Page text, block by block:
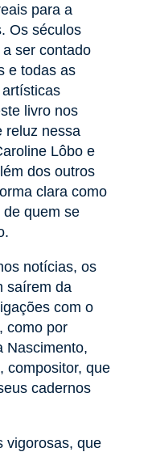
para a
Os séculos
ser contado
e todas as
livro nos
reluz nessa
Lôbo e
dos outros
clara como
quem se
notícias, os
saírem da
com o
como por
Nascimento,
compositor, que
cadernos
vigorosas, que